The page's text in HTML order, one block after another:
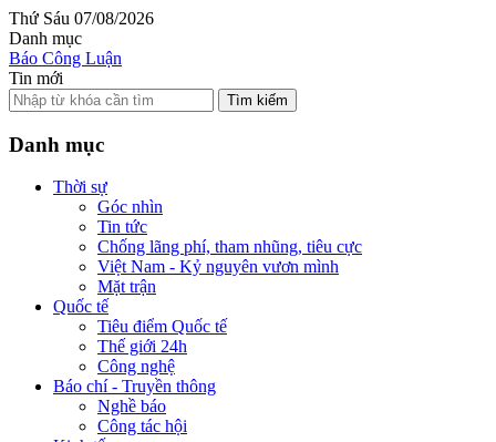
Thứ Sáu 07/08/2026
Danh mục
Báo Công Luận
Tin mới
Tìm kiếm
Danh mục
Thời sự
Góc nhìn
Tin tức
Chống lãng phí, tham nhũng, tiêu cực
Việt Nam - Kỷ nguyên vươn mình
Mặt trận
Quốc tế
Tiêu điểm Quốc tế
Thế giới 24h
Công nghệ
Báo chí - Truyền thông
Nghề báo
Công tác hội